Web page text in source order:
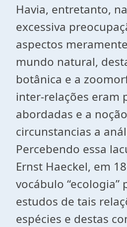
Havia, entretanto,
excessiva
aspectos
mundo natural,
botânica e a
inter-relações eram
abordadas e a
circunstancias a
Percebendo essa
Ernst Haeckel, em
vocábulo “ecologia”
estudos de tais
espécies e destas